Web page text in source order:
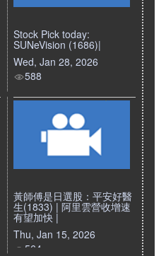
Stock Pick today:
SUNeVision (1686)|
Wed, Jan 28, 2026
588
黃師傅是日選股：平安好醫
生(1833) | 阿里雲營收增速
有望加快 |
Thu, Jan 15, 2026
564